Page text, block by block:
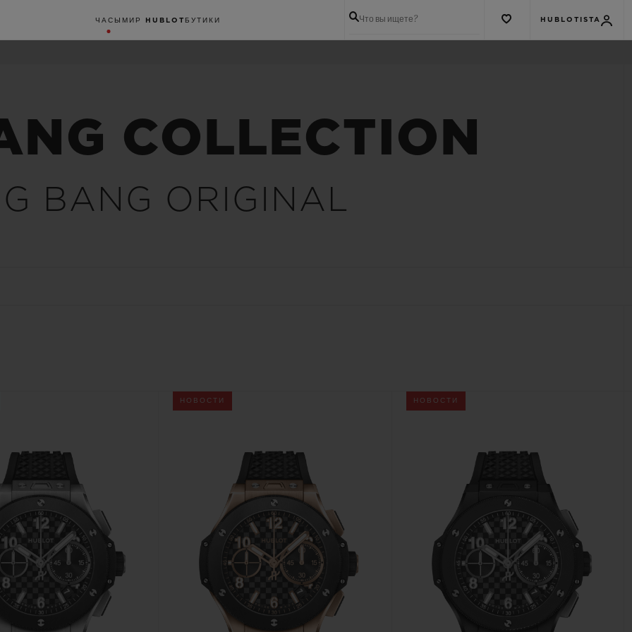
ЧАСЫ МИР HUBLOT БУТИКИ Что вы ищете? HUBLOTISTA
COLLECTION
BANG ORIGINAL
НОВОСТИ НОВОСТИ
НАЙТИ БУТИК